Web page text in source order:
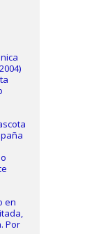
en
Por